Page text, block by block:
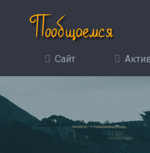
Сайт